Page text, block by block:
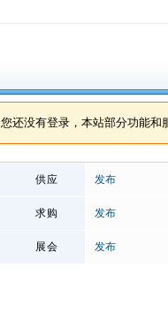
您还没有登录，本站部分功能
供应 发布
求购 发布
展会 发布